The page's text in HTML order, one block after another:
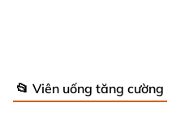
📂 Viên uống tăng cường